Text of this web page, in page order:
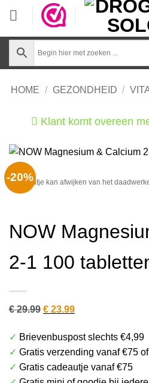
inhoud
HOME / GEZONDHEID /
Klant komt overeen
-20%
Het plaatje kan afwijken van het
NOW
2-1 100
€29.99 Oorspronkelijke
was:
€ 29.99.
€ 23.99Huidige
is:
€ 23.99.
✓ Brievenbuspost slechts €4,99
✓ Gratis verzending vanaf €75
✓ Gratis cadeautje vanaf €75